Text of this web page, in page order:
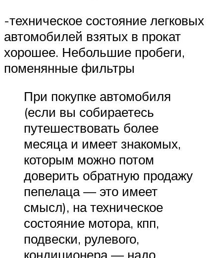
-техническое состояние легковых
автомобилей взятых в прокат
хорошее. Небольшие пробеги,
поменянные фильтры
При покупке автомобиля
(если вы собираетесь
путешествовать более
месяца и имеет знакомых,
которым можно потом
доверить обратную продажу
пепелаца — это имеет
смысл), на техническое
состояние мотора, кпп,
подвески, рулевого,
кондиционера — надо